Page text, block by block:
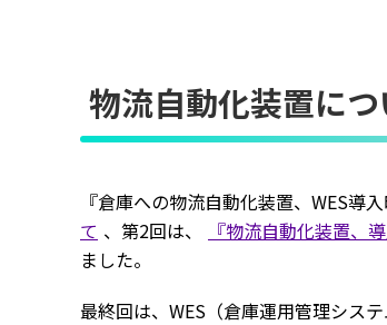
物流自動化装置につ
『倉庫への物流自動化装置、WES導
て 、第2回は、 『物流自動化装置、
ました。
最終回は、WES（倉庫運用管理システ
プ